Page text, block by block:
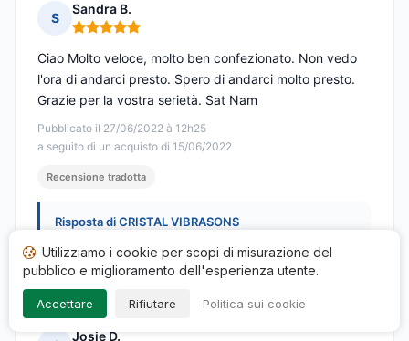
S
Sandra B.
Nota: 5 su 5
Pubblicato il 27/06/2022 à 12h25
a seguito di un acquisto di 15/06/2022
Ciao Molto veloce, molto ben confezionato. Non vedo
l'ora di andarci presto. Spero di andarci molto presto.
Grazie per la vostra serietà. Sat Nam
Recensione tradotta
Risposta di CRISTAL VIBRASONS
Tat si è seduto
Josie D.
Utilizziamo i cookie per scopi di misurazione del
pubblico e miglioramento dell'esperienza utente.
Accettare Rifiutare Politica sui cookie